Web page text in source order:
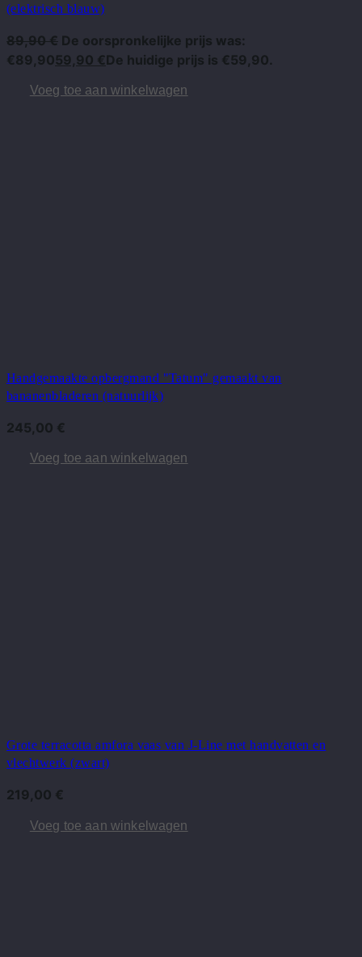
(elektrisch blauw)
89,90€ De oorspronkelijke prijs was:
€89,9059,90 €De huidige prijs is €59,90.
Voeg toe aan winkelwagen
Handgemaakte opbergmand "Tatum" gemaakt van
bananenbladeren (natuurlijk)
245,00 €
Voeg toe aan winkelwagen
Grote terracotta amfora vaas van J-Line met handvatten en
vlechtwerk (zwart)
219,00 €
Voeg toe aan winkelwagen